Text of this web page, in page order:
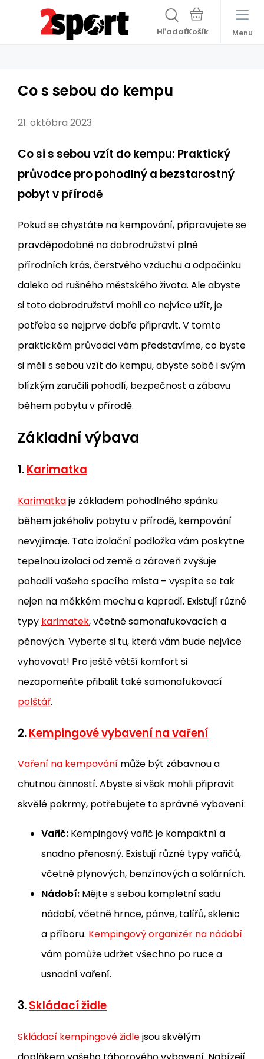
Hľadať Menu
Co s sebou do kempu
21. októbra 2023
Co si s sebou vzít do kempu: Praktický
průvodce pro pohodlný a bezstarostný
pobyt v přírodě
Pokud se chystáte na kempování, připravujete se
pravděpodobně na dobrodružství plné
přírodních krás, čerstvého vzduchu a odpočinku
daleko od rušného městského života. Ale abyste
si toto dobrodružství mohli co nejvíce užít, je
potřeba se nejprve dobře připravit. V tomto
praktickém průvodci vám představíme, co byste
si měli s sebou vzít do kempu, abyste sobě i svým
blízkým zaručili pohodlí, bezpečnost a zábavu
během pobytu v přírodě.
Základní výbava
1.Karimatka
Karimatkaje základem pohodlného spánku
během jakéholiv pobytu v přírodě, kempování
nevyjímaje. Tato izolační podložka vám poskytne
tepelnou izolaci od země a zároveň zvyšuje
pohodlí vašeho spacího místa – vyspíte se tak
nejen na měkkém mechu a kapradí. Existují různé
typy karimatek, včetně samonafukovacích a
pěnových. Vyberte si tu, která vám bude nejvíce
vyhovovat! Pro ještě větší komfort si
nezapomeňte přibalit také samonafukovací
polštář.
2.Kempingové vybavení na vaření
Vaření na kempování může být zábavnou a
chutnou činností. Abyste si však mohli připravit
skvělé pokrmy, potřebujete to správné vybavení:
Vařič: Kempingový vařič je kompaktní a
snadno přenosný. Existují různé typy vařičů,
včetně plynových, benzínových a solárních.
Nádobí: Mějte s sebou kompletní sadu
nádobí, včetně hrnce, pánve, talířů, sklenic
a příboru. Kempingový organizér na nádobí
vám pomůže udržet všechno po ruce a
usnadní vaření.
3.Skládací židle
Skládací kempingové židlejsou skvělým